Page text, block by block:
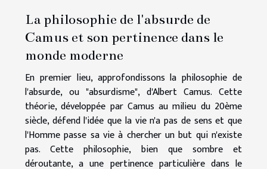
La philosophie de l'absurde de
Camus et son pertinence dans le
monde moderne
En premier lieu, approfondissons la philosophie de
l'absurde, ou "absurdisme", d'Albert Camus. Cette
théorie, développée par Camus au milieu du 20ème
siècle, défend l'idée que la vie n'a pas de sens et que
l'Homme passe sa vie à chercher un but qui n'existe
pas. Cette philosophie, bien que sombre et
déroutante, a une pertinence particulière dans le